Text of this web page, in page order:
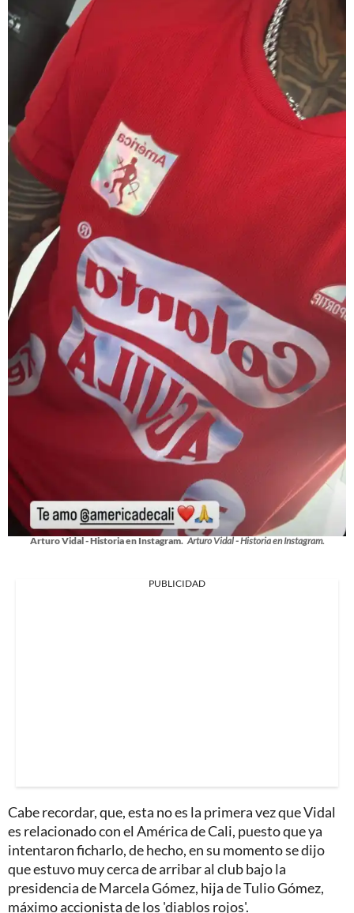
Arturo Vidal - Historia en Instagram. Arturo Vidal - Historia en Instagram.
PUBLICIDAD
Cabe recordar, que, esta no es la primera vez que Vidal
es relacionado con el América de Cali, puesto que ya
intentaron ficharlo, de hecho, en su momento se dijo
que estuvo muy cerca de arribar al club bajo la
presidencia de Marcela Gómez, hija de Tulio Gómez,
máximo accionista de los 'diablos rojos'.